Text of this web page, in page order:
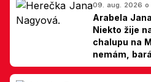
09. aug. 2026 o
Arabela
Niekto žije
chalupu na
nemám,
Slovákom